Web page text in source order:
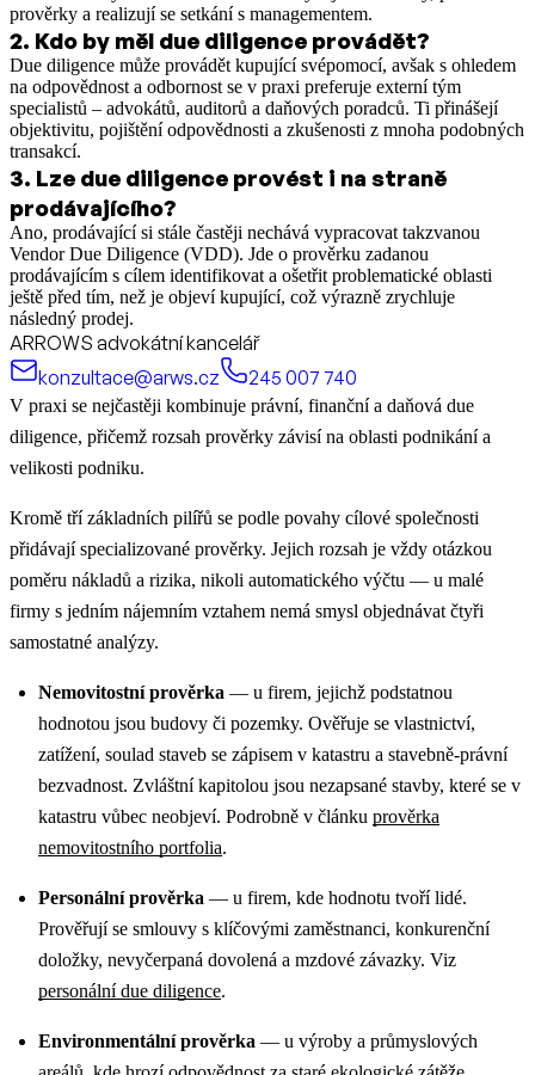
prověrky a realizují se setkání s managementem.
2. Kdo by měl due diligence provádět?
Due diligence může provádět kupující svépomocí, avšak s ohledem
na odpovědnost a odbornost se v praxi preferuje externí tým
specialistů – advokátů, auditorů a daňových poradců. Ti přinášejí
objektivitu, pojištění odpovědnosti a zkušenosti z mnoha podobných
transakcí.
3. Lze due diligence provést i na straně
prodávajícího?
Ano, prodávající si stále častěji nechává vypracovat takzvanou
Vendor Due Diligence (VDD). Jde o prověrku zadanou
prodávajícím s cílem identifikovat a ošetřit problematické oblasti
ještě před tím, než je objeví kupující, což výrazně zrychluje
následný prodej.
ARROWS advokátní kancelář
konzultace@arws.cz
245 007 740
V praxi se nejčastěji kombinuje právní, finanční a daňová due
diligence, přičemž rozsah prověrky závisí na oblasti podnikání a
velikosti podniku.
Kromě tří základních pilířů se podle povahy cílové společnosti
přidávají specializované prověrky. Jejich rozsah je vždy otázkou
poměru nákladů a rizika, nikoli automatického výčtu — u malé
firmy s jedním nájemním vztahem nemá smysl objednávat čtyři
samostatné analýzy.
Nemovitostní prověrka — u firem, jejichž podstatnou
hodnotou jsou budovy či pozemky. Ověřuje se vlastnictví,
zatížení, soulad staveb se zápisem v katastru a stavebně-právní
bezvadnost. Zvláštní kapitolou jsou nezapsané stavby, které se v
katastru vůbec neobjeví. Podrobně v článku prověrka
nemovitostního portfolia.
Personální prověrka — u firem, kde hodnotu tvoří lidé.
Prověřují se smlouvy s klíčovými zaměstnanci, konkurenční
doložky, nevyčerpaná dovolená a mzdové závazky. Viz
personální due diligence.
Environmentální prověrka — u výroby a průmyslových